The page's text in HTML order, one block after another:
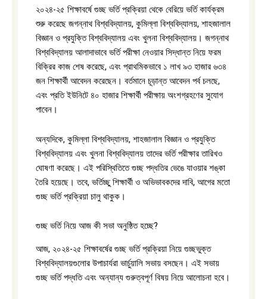
২০২৪-২৫ শিক্ষাবর্ষে গুচ্ছ ভর্তি প্রক্রিয়া থেকে বেরিয়ে ভর্তি কার্যক্রম
শুরু করেছে জগন্নাথ বিশ্ববিদ্যালয়, কুমিল্লা বিশ্ববিদ্যালয়, শাহজালাল
বিজ্ঞান ও প্রযুক্তি বিশ্ববিদ্যালয় এবং খুলনা বিশ্ববিদ্যালয়। জগন্নাথ
বিশ্ববিদ্যালয় আলাদাভাবে ভর্তি পরীক্ষা নেওয়ার সিদ্ধান্ত নিয়ে ফরম
বিক্রির কাজ শেষ করেছে, এবং প্রাথমিকভাবে ১ লাখ ৯৩ হাজার ৬৩৪
জন শিক্ষার্থী আবেদন করেছেন। বর্তমানে চূড়ান্ত আবেদন পর্ব চলছে,
এবং প্রতি ইউনিটে ৪০ হাজার শিক্ষার্থী পরীক্ষায় অংশগ্রহণের সুযোগ
পাবেন।
অন্যদিকে, কুমিল্লা বিশ্ববিদ্যালয়, শাহজালাল বিজ্ঞান ও প্রযুক্তি
বিশ্ববিদ্যালয় এবং খুলনা বিশ্ববিদ্যালয় তাদের ভর্তি পরীক্ষার তারিখও
ঘোষণা করেছে। এই পরিস্থিতিতে গুচ্ছ পদ্ধতির ভেঙে যাওয়ার শঙ্কা
তৈরি হয়েছে। তবে, ভর্তিচ্ছু শিক্ষার্থী ও অভিভাবকদের দাবি, আগের মতো
গুচ্ছ ভর্তি প্রক্রিয়া চালু থাকুক।
গুচ্ছ ভর্তি নিয়ে আজ কী সভা অনুষ্ঠিত হচ্ছে?
আজ, ২০২৪-২৫ শিক্ষাবর্ষের গুচ্ছ ভর্তি প্রক্রিয়া নিয়ে গুচ্ছভুক্ত
বিশ্ববিদ্যালয়গুলোর উপাচার্যরা ভার্চুয়ালি সভায় বসছেন। এই সভায়
গুচ্ছ ভর্তি পদ্ধতি এবং অন্যান্য গুরুত্বপূর্ণ বিষয় নিয়ে আলোচনা হবে।